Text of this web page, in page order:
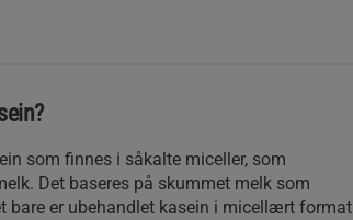
som finnes i såkalte miceller, som
Det baseres på skummet melk som
bare er ubehandlet kasein i micellært format